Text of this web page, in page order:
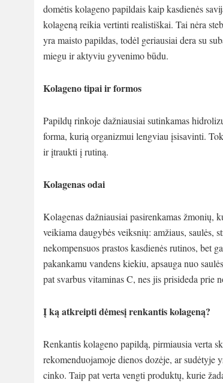
domėtis kolageno papildais kaip kasdienės
kolageną reikia vertinti realistiškai. Tai nėra
yra maisto papildas, todėl geriausiai dera su
miegu ir aktyviu gyvenimo būdu.
Kolageno tipai ir formos
Papildų rinkoje dažniausiai sutinkamas
forma, kurią organizmui lengviau įsisavinti.
ir įtraukti į rutiną.
Kolagenas odai
Kolagenas dažniausiai pasirenkamas žmonių,
veikiama daugybės veiksnių: amžiaus,
nekompensuos prastos kasdienės rutinos, bet
pakankamu vandens kiekiu, apsauga nuo
pat svarbus vitaminas C, nes jis prisideda prie
Į ką atkreipti dėmesį renkantis kolageną?
Renkantis kolageno papildą, pirmiausia verta
rekomenduojamoje dienos dozėje, ar
cinko. Taip pat verta vengti produktų, kurie